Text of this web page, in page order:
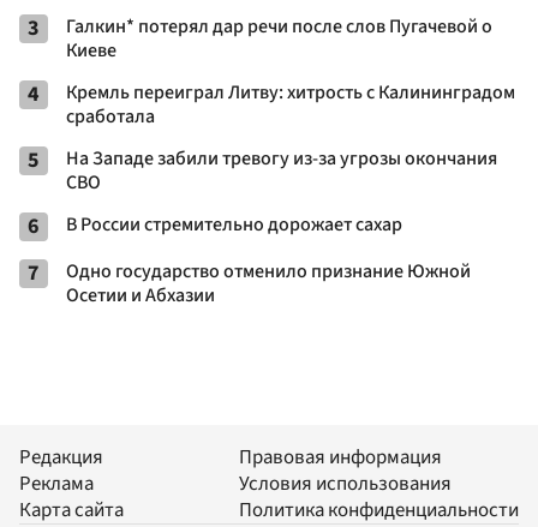
3
Галкин* потерял дар речи после слов Пугачевой о
Киеве
4
Кремль переиграл Литву: хитрость с Калининградом
сработала
5
На Западе забили тревогу из-за угрозы окончания
СВО
6 В России стремительно дорожает сахар
7
Одно государство отменило признание Южной
Осетии и Абхазии
Редакция
Реклама
Карта сайта
Правовая информация
Условия использования
Политика конфиденциальности